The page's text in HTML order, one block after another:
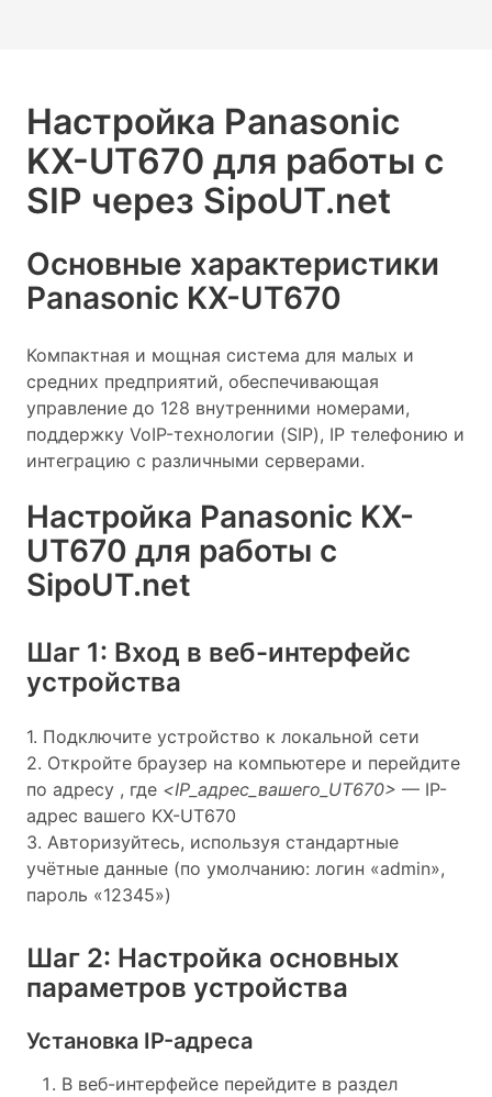
Настройка Panasonic
KX-UT670 для работы с
SIP через SipoUT.net
Основные характеристики
Panasonic KX-UT670
Компактная и мощная система для малых и
средних предприятий, обеспечивающая
управление до 128 внутренними номерами,
поддержку VoIP-технологии (SIP), IP телефонию и
интеграцию с различными серверами.
Настройка Panasonic KX-
UT670 для работы с
SipoUT.net
Шаг 1: Вход в веб-интерфейс
устройства
1. Подключите устройство к локальной сети
2. Откройте браузер на компьютере и перейдите
по адресу , где <IP_адрес_вашего_UT670> — IP-
адрес вашего KX-UT670
3. Авторизуйтесь, используя стандартные
учётные данные (по умолчанию: логин «admin»,
пароль «12345»)
Шаг 2: Настройка основных
параметров устройства
Установка IP-адреса
В веб-интерфейсе перейдите в раздел